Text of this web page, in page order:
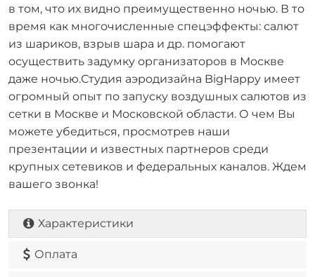
в том, что их видно преимущественно ночью. В то
время как многочисленные спецэффекты: салют
из шариков, взрыв шара и др. помогают
осуществить задумку организаторов в Москве
даже ночью.Студия аэродизайна BigHappy имеет
огромный опыт по запуску воздушных салютов из
сетки в Москве и Московской области. О чем Вы
можете убедиться, просмотрев наши
презентации и известных партнеров среди
крупных сетевиков и федеральных каналов. Ждем
вашего звонка!
Характеристики
Оплата